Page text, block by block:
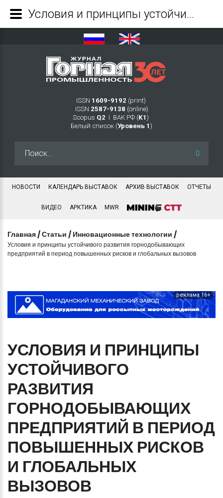
ISSN 1609-9192 (print)
ISSN 2587-9138 (online)
Scopus Q2 Ι ВАК РФ (K1 )
Белый список (Уровень 1 )
НОВОСТИ КАЛЕНДАРЬ ВЫСТАВОК АРХИВ ВЫСТАВОК ОТЧЕТЫ
ВИДЕО АРКТИКА MWR
Главная /Статьи / Инновационные технологии /
Условия и принципы устойчивого развития горнодобывающих
предприятий в период повышенных рисков и глобальных вызовов
реклама 16+
УСЛОВИЯ И ПРИНЦИПЫ
УСТОЙЧИВОГО
РАЗВИТИЯ
ГОРНОДОБЫВАЮЩИХ
ПРЕДПРИЯТИЙ В ПЕРИОД
ПОВЫШЕННЫХ РИСКОВ
И ГЛОБАЛЬНЫХ
ВЫЗОВОВ
Условия и принципы устойчивого развития горнодобывающих предприятий в период повышенных рисков и глобальных вызовов - Журнал Горная промышленность